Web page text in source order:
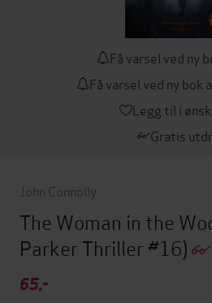
Få varsel ved ny
Få varsel ved ny
Legg til i
Gratis
John Connolly
The Woman in the
Parker Thriller #16)
65,-